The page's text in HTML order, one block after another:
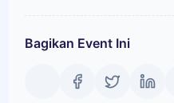
Bagikan Event Ini